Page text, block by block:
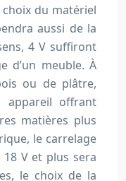
du matériel
aussi de la
4 V suffiront
d’un meuble. À
ou de plâtre,
offrant
matières plus
le carrelage
V et plus sera
le choix de la